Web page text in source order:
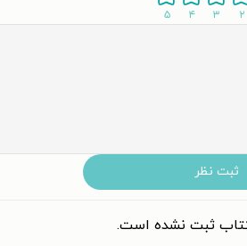
۲ ۳ ۴ ۵
ثبت نظر
ثبت نشده است.